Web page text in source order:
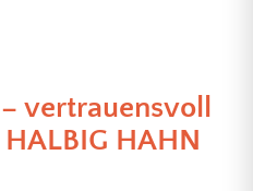
vertrauensvoll
HAHN